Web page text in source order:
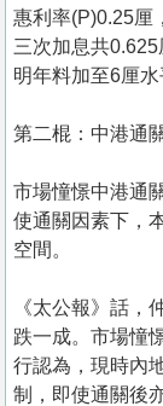
惠利率(P)0.25厘
三次加息共
明年料加至6厘水
第二棍：中港通
市場憧憬中港通
使通關因素下，
空間。
《太公報》話，
跌一成。市場憧
行認為，現時內
制，即使通關後